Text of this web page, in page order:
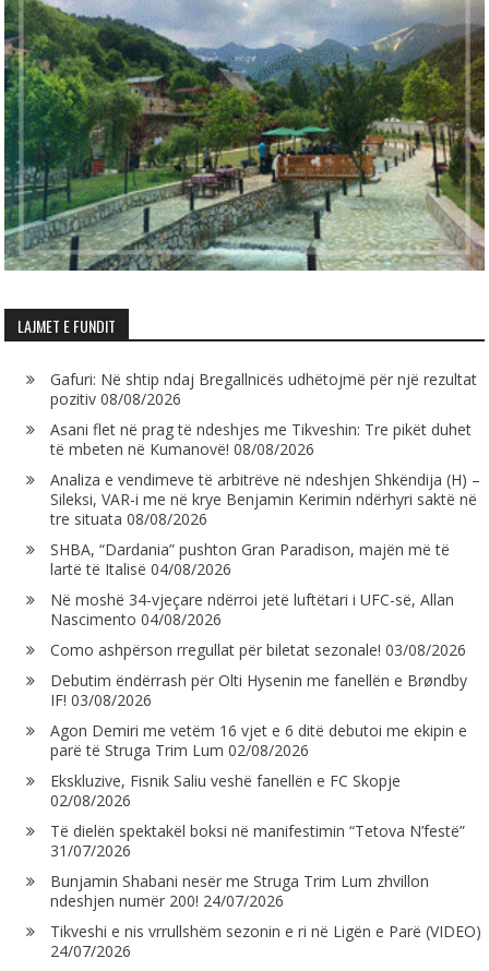
LAJMET E FUNDIT
Gafuri: Në shtip ndaj Bregallnicës udhëtojmë për një rezultat
pozitiv 08/08/2026
Asani flet në prag të ndeshjes me Tikveshin: Tre pikët duhet
të mbeten në Kumanovë! 08/08/2026
Analiza e vendimeve të arbitrëve në ndeshjen Shkëndija (H) –
Sileksi, VAR-i me në krye Benjamin Kerimin ndërhyri saktë në
tre situata 08/08/2026
SHBA, “Dardania” pushton Gran Paradison, majën më të
lartë të Italisë 04/08/2026
Në moshë 34-vjeçare ndërroi jetë luftëtari i UFC-së, Allan
Nascimento 04/08/2026
Como ashpërson rregullat për biletat sezonale! 03/08/2026
Debutim ëndërrash për Olti Hysenin me fanellën e Brøndby
IF! 03/08/2026
Agon Demiri me vetëm 16 vjet e 6 ditë debutoi me ekipin e
parë të Struga Trim Lum 02/08/2026
Ekskluzive, Fisnik Saliu veshë fanellën e FC Skopje
02/08/2026
Të dielën spektakël boksi në manifestimin “Tetova N’festë”
31/07/2026
Bunjamin Shabani nesër me Struga Trim Lum zhvillon
ndeshjen numër 200! 24/07/2026
Tikveshi e nis vrrullshëm sezonin e ri në Ligën e Parë (VIDEO)
24/07/2026